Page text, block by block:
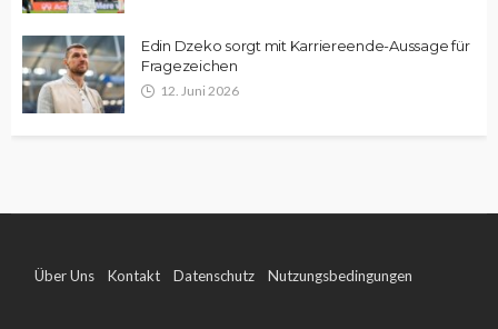
Edin Dzeko sorgt mit Karriereende-Aussage für
Fragezeichen
12. Juni 2026
Über Uns Kontakt Datenschutz Nutzungsbedingungen